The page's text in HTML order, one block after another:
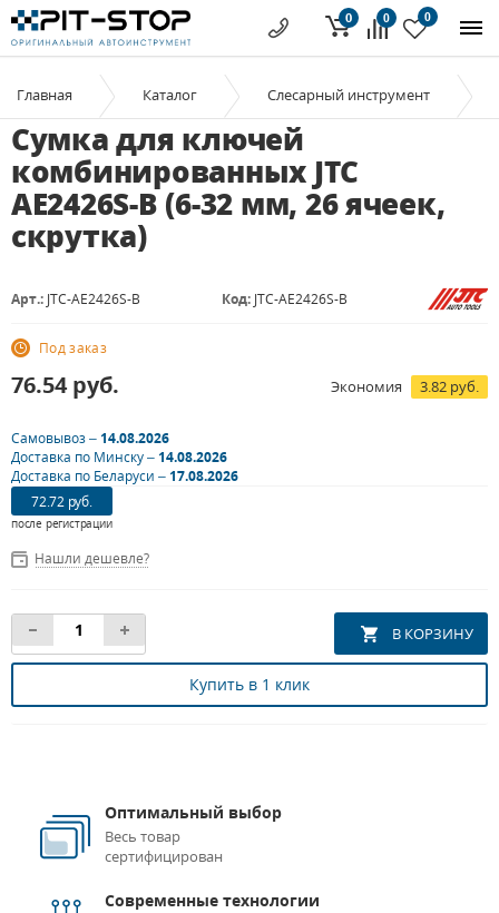
0 0
0
Главная Каталог Слесарный инструмент
Сумка для ключей
комбинированных JTC
AE2426S-B (6-32 мм, 26 ячеек,
скрутка)
Арт.: JTC-AE2426S-B Код: JTC-AE2426S-B
Под заказ
76.54 руб. Экономия 3.82 руб.
Самовывоз –14.08.2026
Доставка по Минску –14.08.2026
Доставка по Беларуси –17.08.2026
72.72 руб.
после регистрации
Нашли дешевле?
Купить в 1 клик
Оптимальный выбор
Весь товар
сертифицирован
Современные технологии